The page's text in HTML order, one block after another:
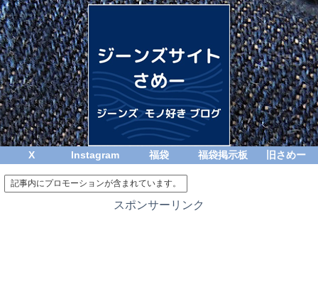
X Instagram 福袋 福袋掲示板 旧さめー
記事内にプロモーションが含まれています。
スポンサーリンク